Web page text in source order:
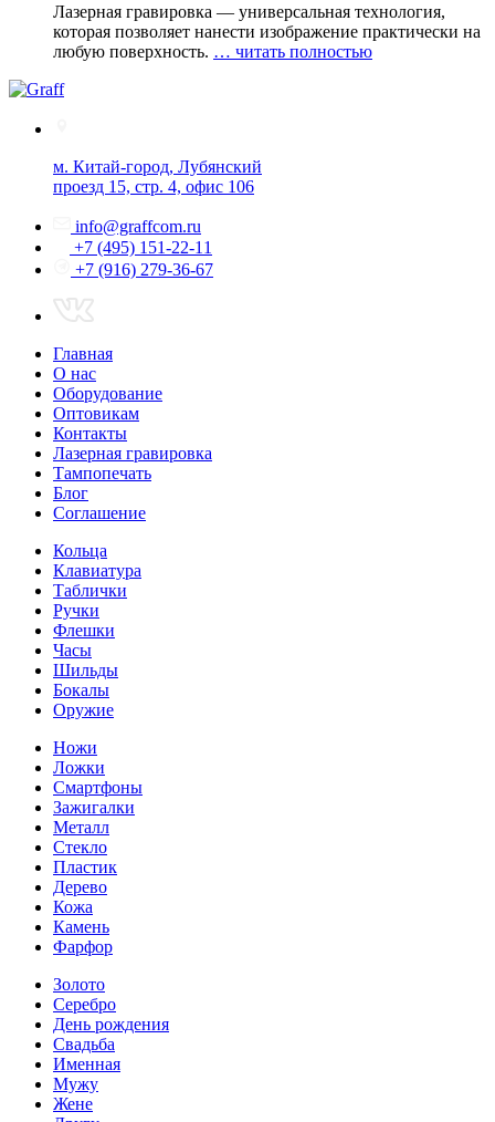
Лазерная гравировка — универсальная технология,
которая позволяет нанести изображение практически на
любую поверхность. … читать полностью
м. Китай-город, Лубянский
проезд 15, стр. 4, офис 106
info@graffcom.ru
+7 (495) 151-22-11
+7 (916) 279-36-67
Главная
О нас
Оборудование
Оптовикам
Контакты
Лазерная гравировка
Тампопечать
Блог
Соглашение
Кольца
Клавиатура
Таблички
Ручки
Флешки
Часы
Шильды
Бокалы
Оружие
Ножи
Ложки
Смартфоны
Зажигалки
Металл
Стекло
Пластик
Дерево
Кожа
Камень
Фарфор
Золото
Серебро
День рождения
Свадьба
Именная
Мужу
Жене